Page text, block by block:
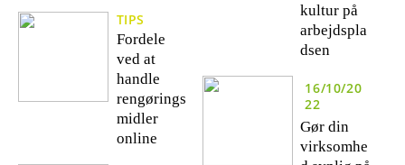
TIPS
Fordele
ved at
handle
rengørings
midler
online
kultur på
arbejdspla
dsen
16/10/20
22
Gør din
virksomhe